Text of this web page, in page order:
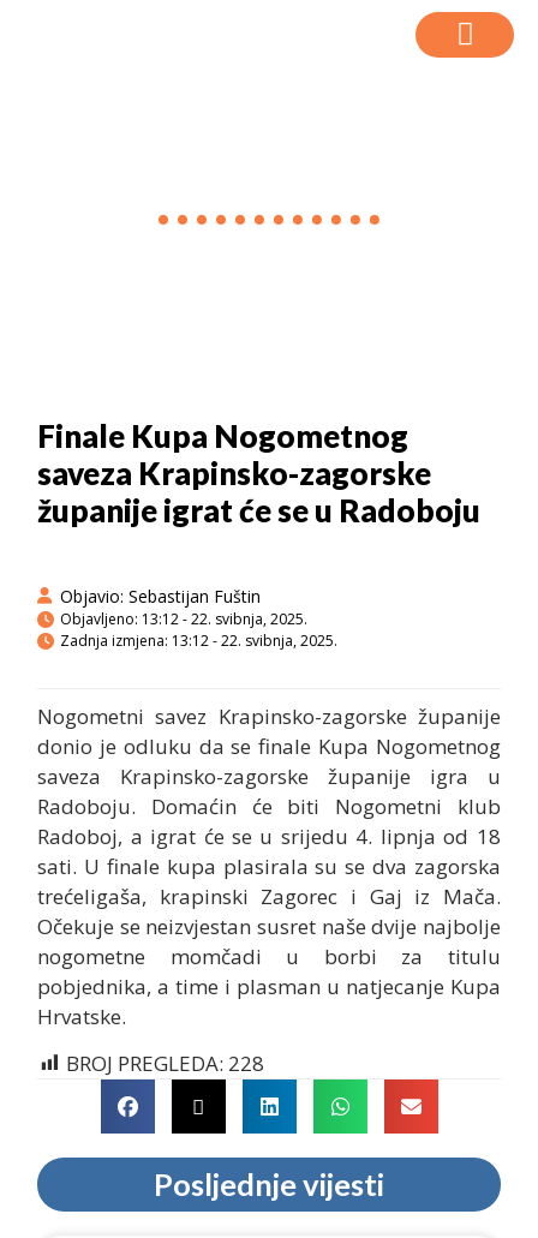
Finale Kupa Nogometnog
saveza Krapinsko-zagorske
županije igrat će se u Radoboju
Objavio: Sebastijan Fuštin
Objavljeno: 13:12 - 22. svibnja, 2025.
Zadnja izmjena: 13:12 - 22. svibnja, 2025.
Nogometni savez Krapinsko-zagorske županije
donio je odluku da se finale Kupa Nogometnog
saveza Krapinsko-zagorske županije igra u
Radoboju. Domaćin će biti Nogometni klub
Radoboj, a igrat će se u srijedu 4. lipnja od 18
sati. U finale kupa plasirala su se dva zagorska
trećeligaša, krapinski Zagorec i Gaj iz Mača.
Očekuje se neizvjestan susret naše dvije najbolje
nogometne momčadi u borbi za titulu
pobjednika, a time i plasman u natjecanje Kupa
Hrvatske.
BROJ PREGLEDA: 228
Posljednje vijesti